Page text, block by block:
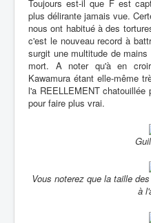
Toujours est-il que F est
plus délirante jamais vue.
nous ont habitué à des
c'est le nouveau record à
surgit une multitude de
mort. A noter qu'à en
Kawamura étant elle-même
l'a REELLEMENT chatouillée
pour faire plus vrai.
Vous noterez que la taille
à